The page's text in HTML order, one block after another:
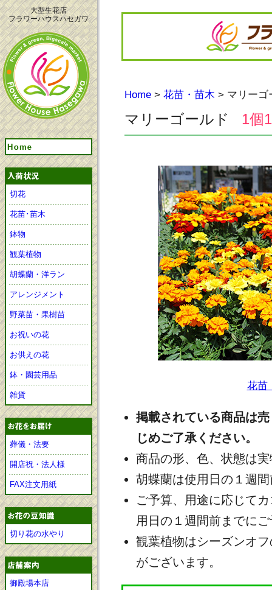
大型生花店
フラワーハウスハセガワ
切花
花苗･苗木
鉢物
観葉植物
胡蝶蘭・洋ラン
アレンジメント
野菜苗・果樹苗
お祝いの花
お供えの花
鉢・園芸用品
雑貨
葬儀・法要
開店祝・法人様
FAX注文用紙
切り花の水やり
御殿場本店
Home > 花苗・苗木 > マリーゴ
マリーゴールド 1個
花苗
掲載されている商品は
じめご了承ください。
商品の形、色、状態は
胡蝶蘭は使用日の１週
ご予算、用途に応じて
用日の１週間前までに
観葉植物はシーズンオ
がございます。